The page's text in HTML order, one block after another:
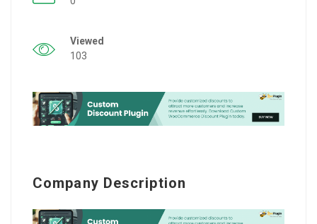
Viewed
103
Company Description